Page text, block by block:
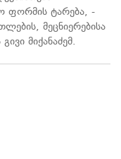
ფორმის ტარება, -
მეცნიერებისა
მიქანაძემ.